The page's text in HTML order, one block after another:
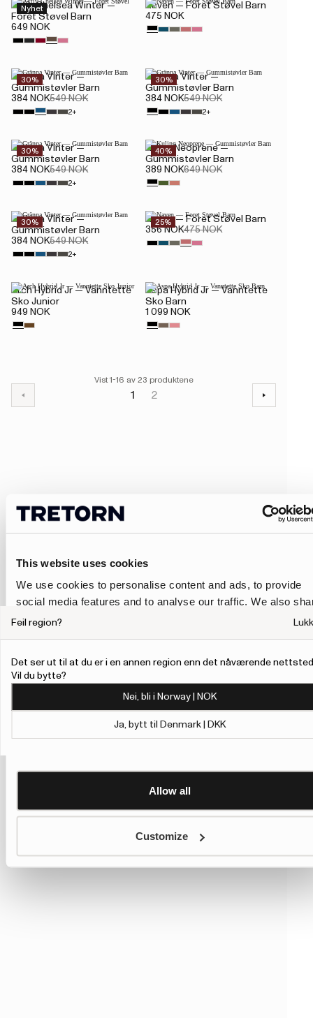
This website uses cookies
We use cookies to personalise content and ads, to provide
social media features and to analyse our traffic. We also
information about your use of our site with our social media,
collected from your use of their services.
To give users more control over their data and ad
personalisation, we have added a link to Google’s
Personalisation and Control page.
settingshere
Allow all
Customize
Nyhet
Aktiv Chelsea Winter —
Foret Støvel Barn
649 NOK
Naven — Foret Støvel Barn
475 NOK
30%
Gränna Vinter —
Gummistøvler Barn
384 NOK549 NOK
2+
30%
Gränna Vinter —
Gummistøvler Barn
384 NOK549 NOK
2+
30%
Gränna Vinter —
Gummistøvler Barn
384 NOK549 NOK
2+
40%
Kuling Neoprene —
Gummistøvler Barn
389 NOK649 NOK
30%
Gränna Vinter —
Gummistøvler Barn
384 NOK549 NOK
2+
25%
Naven — Foret Støvel Barn
356 NOK475 NOK
Arch Hybrid Jr — Vanntette
Sko Junior
949 NOK
Aspa Hybrid Jr — Vanntette
Sko Barn
1 099 NOK
Vist 1-16 av 23 produktene
1 2
Feil region?
Det ser ut til at du er i en annen region enn det nåværende
Vil du bytte?
Nei, bli i Norway | NOK
Ja, bytt til Denmark | DKK